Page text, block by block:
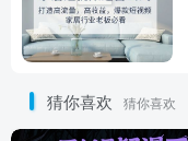
猜你喜欢 猜你喜欢